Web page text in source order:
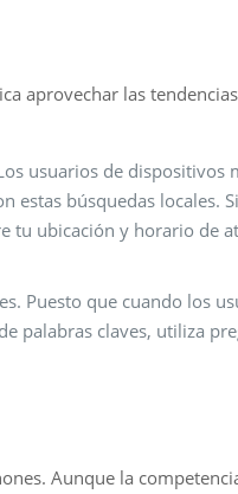
aprovechar las
usuarios de dispositivos
estas búsquedas locales.
tu ubicación y horario de
Puesto que cuando los
palabras claves, utiliza
Aunque la